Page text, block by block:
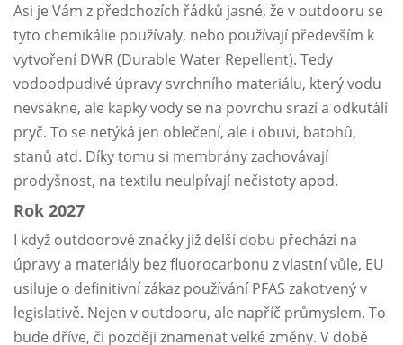
Asi je Vám z předchozích řádků jasné, že v outdooru se
tyto chemikálie používaly, nebo používají především k
vytvoření DWR (Durable Water Repellent). Tedy
vodoodpudivé úpravy svrchního materiálu, který vodu
nevsákne, ale kapky vody se na povrchu srazí a odkutálí
pryč. To se netýká jen oblečení, ale i obuvi, batohů,
stanů atd. Díky tomu si membrány zachovávají
prodyšnost, na textilu neulpívají nečistoty apod.
Rok 2027
I když outdoorové značky již delší dobu přechází na
úpravy a materiály bez fluorocarbonu z vlastní vůle, EU
usiluje o definitivní zákaz používání PFAS zakotvený v
legislativě. Nejen v outdooru, ale napříč průmyslem. To
bude dříve, či později znamenat velké změny. V době